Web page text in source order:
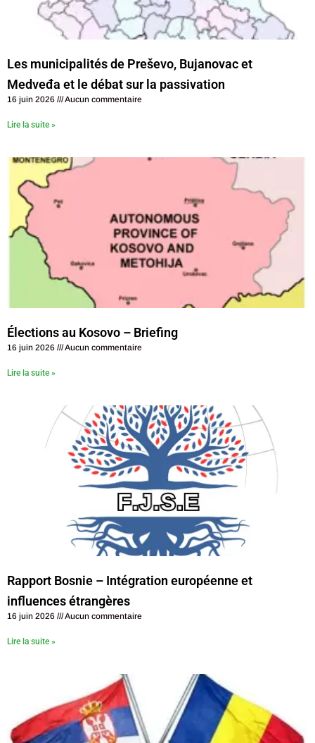
Les municipalités de Preševo, Bujanovac et
Medveđa et le débat sur la passivation
16 juin 2026 Aucun commentaire
Lire la suite »
Élections au Kosovo – Briefing
16 juin 2026 Aucun commentaire
Lire la suite »
Rapport Bosnie – Intégration européenne et
influences étrangères
16 juin 2026 Aucun commentaire
Lire la suite »